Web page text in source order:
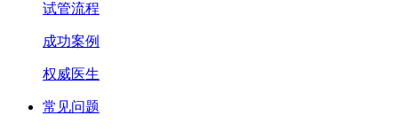
试管流程
成功案例
权威医生
常见问题